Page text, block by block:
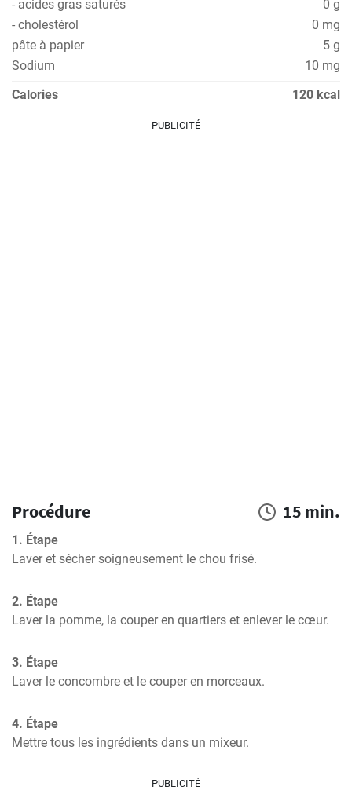
- acides gras saturés
0 g
- cholestérol
0 mg
pâte à papier
5 g
Sodium
10 mg
Calories
120 kcal
PUBLICITÉ
Procédure 15 min.
1. Étape
Laver et sécher soigneusement le chou frisé.
2. Étape
Laver la pomme, la couper en quartiers et enlever le cœur.
3. Étape
Laver le concombre et le couper en morceaux.
4. Étape
Mettre tous les ingrédients dans un mixeur.
PUBLICITÉ